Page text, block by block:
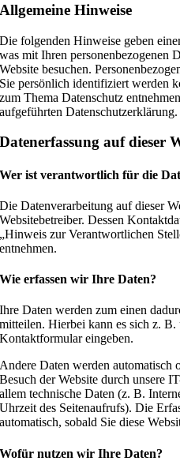
Allgemeine Hinweise
Die folgenden Hinweise geben
was mit Ihren personenbezogenen
Website besuchen.
Sie persönlich identifiziert werden
zum Thema Datenschutz
aufgeführten Datenschutzerklärung.
Datenerfassung auf dieser
Wer ist verantwortlich für die
Die Datenverarbeitung auf dieser
Websitebetreiber. Dessen
„Hinweis zur Verantwortlichen
entnehmen.
Wie erfassen wir Ihre Daten?
Ihre Daten werden zum einen
mitteilen. Hierbei kann es sich z.
Kontaktformular eingeben.
Andere Daten werden
Besuch der Website durch unsere
allem technische Daten (z. B.
Uhrzeit des Seitenaufrufs). Die
automatisch, sobald Sie diese
Wofür nutzen wir Ihre Daten?